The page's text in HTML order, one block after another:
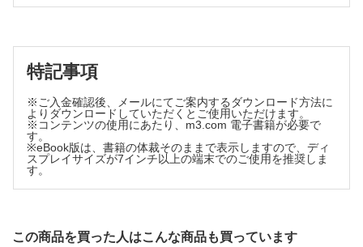
オカルト黄斑ジストロフィ （角田和繁）
ださい （石龍鉄樹）
EV occult macular dystrophyの発見から遺伝子同定まで （三宅養
三）
10 炎症性疾患
Vogt-小柳-原田病 （丸子一朗）
ぶどう膜炎 （園田康平）
AZOOR complex （岸 章治）
CQ AZOOR診断における眼底自発蛍光の有用性について教えてくださ
い （藤原貴光）
眼内悪性リンパ腫 （古田 実）
CQ 後部硝子体が病態に関与する黄斑疾患はありますか?
4 網膜剥離
中心性漿液性脈絡網膜症 （松本英孝）
裂孔原性網膜剥離 （桐生純一）
朗）
軟性ドルーゼン，網膜色素上皮剥離 （森 隆三郎）
特記事項
※ご入金確認後、メールにてご案内するダウンロード方法に
よりダウンロードしていただくとご使用いただけます。
※コンテンツの使用にあたり、m3.com 電子書籍が必要で
す。
※eBook版は、書籍の体裁そのままで表示しますので、ディ
スプレイサイズが7インチ以上の端末でのご使用を推奨しま
す。
この商品を買った人はこんな商品も買っています